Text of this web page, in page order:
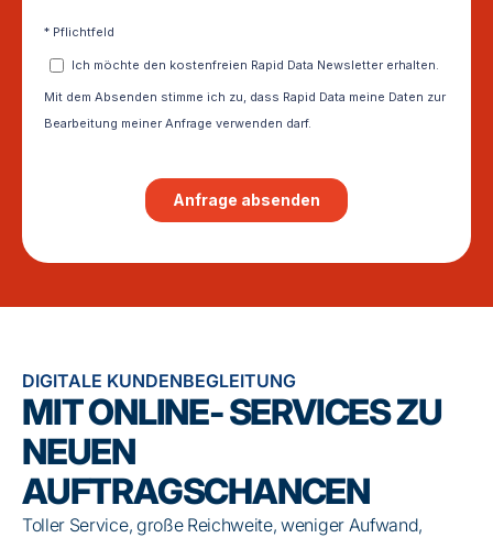
DIGITALE KUNDENBEGLEITUNG
MIT ONLINE- SERVICES ZU
NEUEN
AUFTRAGSCHANCEN
Toller Service, große Reichweite, weniger Aufwand,